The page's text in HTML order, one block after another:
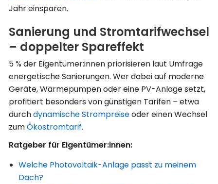
Jahr einsparen.
Sanierung und Stromtarifwechsel
– doppelter Spareffekt
5 % der Eigentümer:innen priorisieren laut Umfrage
energetische Sanierungen. Wer dabei auf moderne
Geräte, Wärmepumpen oder eine PV-Anlage setzt,
profitiert besonders von günstigen Tarifen – etwa
durchdynamische Strompreiseoder einen Wechsel
zumÖkostromtarif.
Ratgeber für Eigentümer:innen:
Welche Photovoltaik-Anlage passt zu meinem
Dach?